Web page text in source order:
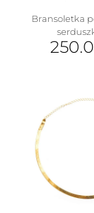
Bransoletka